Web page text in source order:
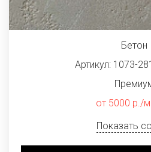
Бетон
Артикул: 1073-
от 5000 р./
Показать